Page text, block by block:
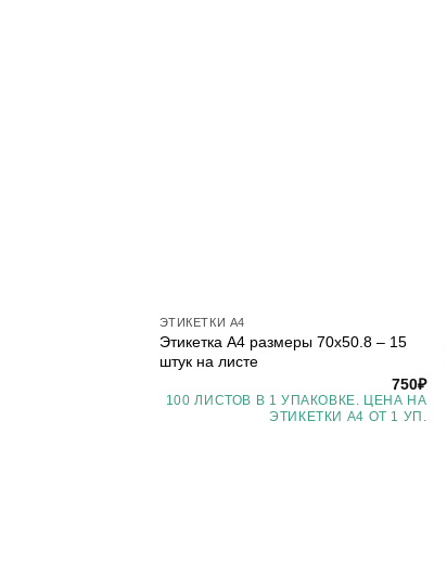
ЭТИКЕТКИ А4
Этикетка А4 размеры 70х50.8 – 15
штук на листе
750₽
100 ЛИСТОВ В 1 УПАКОВКЕ. ЦЕНА НА
ЭТИКЕТКИ А4 ОТ 1 УП.